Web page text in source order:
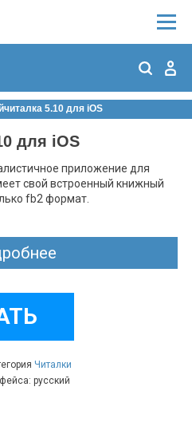
5.10 для iOS
для iOS
приложение для
свой встроенный книжный
fb2 формат.
содержит ничего лишнего;
формата текста и яркости
выравнивания;
Доступа, с помощью
позиции чтения и
и не содержит рекламных
Читалки
русский